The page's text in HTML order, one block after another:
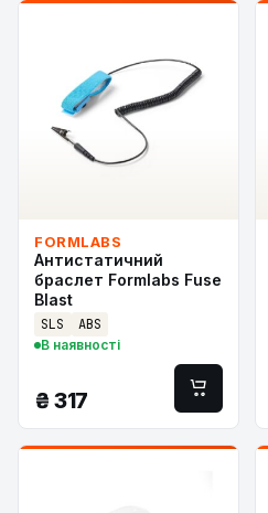
FORMLABS
Антистатичний
браслет Formlabs Fuse
Blast
SLS ABS
В наявності
₴ 317